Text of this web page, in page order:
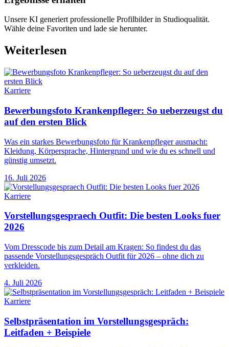
Unsere KI generiert professionelle Profilbilder in Studioqualität.
Wähle deine Favoriten und lade sie herunter.
Weiterlesen
Karriere
Bewerbungsfoto Krankenpfleger: So ueberzeugst du
auf den ersten Blick
Was ein starkes Bewerbungsfoto für Krankenpfleger ausmacht:
Kleidung, Körpersprache, Hintergrund und wie du es schnell und
günstig umsetzt.
16. Juli 2026
Karriere
Vorstellungsgespraech Outfit: Die besten Looks fuer
2026
Vom Dresscode bis zum Detail am Kragen: So findest du das
passende Vorstellungsgespräch Outfit für 2026 – ohne dich zu
verkleiden.
4. Juli 2026
Karriere
Selbstpräsentation im Vorstellungsgespräch:
Leitfaden + Beispiele